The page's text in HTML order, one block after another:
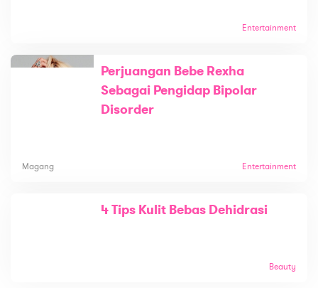
Entertainment
Perjuangan Bebe Rexha
Sebagai Pengidap Bipolar
Disorder
Magang Entertainment
4 Tips Kulit Bebas Dehidrasi
Beauty